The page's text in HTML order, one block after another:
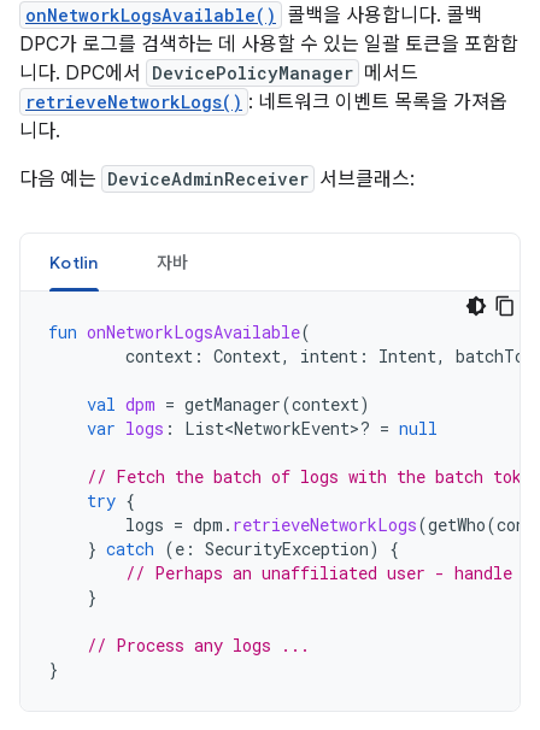
onNetworkLogsAvailable()
콜백을 사용합니다. 콜백
DPC가 로그를 검색하는 데 사용할 수 있는 일괄 토큰을 포함합
니다. DPC에서
DevicePolicyManager 메서드
retrieveNetworkLogs() : 네트워크 이벤트 목록을 가져옵
니다.
다음 예는 DeviceAdminReceiver 서브클래스:
Kotlin 자바
fun onNetworkLogsAvailable(
context : Context, intent : Intent,
val dpm = getManager(context)
var logs : List<NetworkEvent>? = null
// Fetch the batch of logs with the batch
try {
logs = dpm . retrieveNetworkLogs(getWho(
} catch (e : SecurityException)
{
// Perhaps an unaffiliated user - handle
}
// Process any logs ...
}